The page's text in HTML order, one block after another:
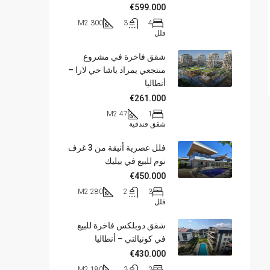
€599.000
4
3
300 M2
فلل
شقق فاخرة في مشروع
منتجعي يمراد باشا حي لارا –
أنطاليا
€261.000
1
47 M2
شقق فندقية
فلل عصرية أنيقة من 3 غرف
نوم للبيع في بيليك
€450.000
3
2
280 M2
فلل
شقق دوبلكس فاخرة للبيع
في كونيالتي – أنطاليا
€430.000